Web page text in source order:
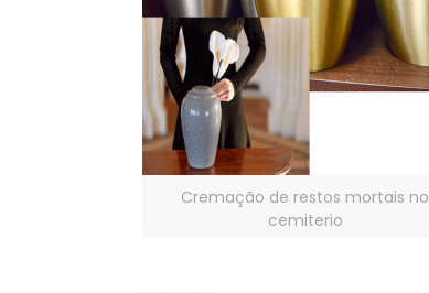
Cremação de restos mortais no
cemiterio